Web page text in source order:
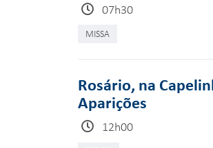
07h30
MISSA
Rosário, na
Aparições
12h00